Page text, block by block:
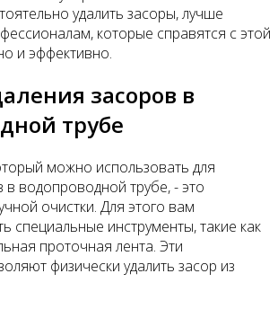
удалить засоры, лучше
которые справятся с этой
и эффективно.
засоров в
трубе
можно использовать для
в водопроводной трубе, - это
очистки. Для этого вам
специальные инструменты, такие как
проточная лента. Эти
физически удалить засор из